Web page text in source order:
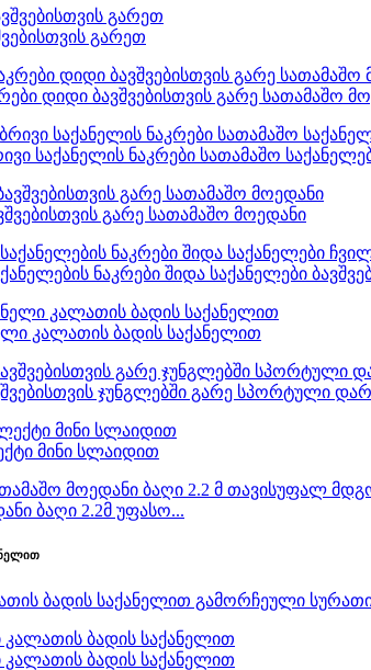
გარეთ
დიდი ბავშვებისთვის გარე სათამაშო
საქანელის ნაკრები სათამაშო
გარე სათამაშო მოედანი
ნაკრები შიდა საქანელები
კალათის ბადის საქანელით
ჯუნგლებში გარე სპორტული
მინი სლაიდით
ბაღი 2.2მ უფასო...